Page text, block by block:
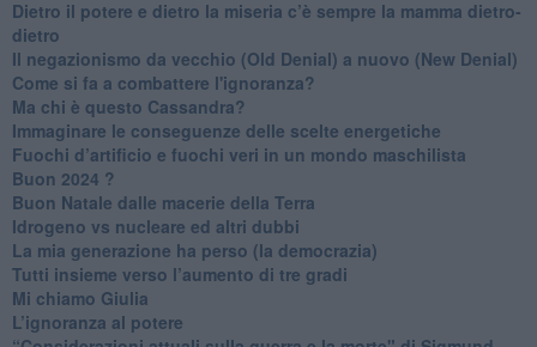
​Dietro il potere e dietro la miseria c’è sempre la mamma dietro-
dietro
Il negazionismo da vecchio (Old Denial) a nuovo (New Denial)
Come si fa a combattere l'ignoranza?
Ma chi è questo Cassandra?
Immaginare le conseguenze delle scelte energetiche
​Fuochi d’artificio e fuochi veri in un mondo maschilista
Buon 2024 ?
​Buon Natale dalle macerie della Terra
​Idrogeno vs nucleare ed altri dubbi
​La mia generazione ha perso (la democrazia)
​Tutti insieme verso l’aumento di tre gradi
Mi chiamo Giulia
L’ignoranza al potere